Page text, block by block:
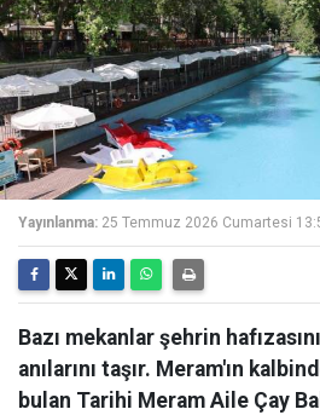
Yayınlanma: 25 Temmuz 2026 Cumartesi
Bazı mekanlar şehrin
anılarını taşır. Meram'ın
bulan Tarihi Meram Aile Çay